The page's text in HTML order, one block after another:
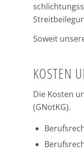
Soweit
KOSTEN
Die Kosten
(GNotKG).